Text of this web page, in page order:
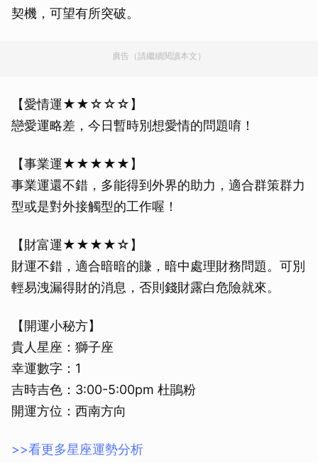
契機，可望有所突破。
廣告（請繼續閱讀本文）
【愛情運★★☆☆☆】
戀愛運略差，今日暫時別想愛情的問題唷！
【事業運★★★★★】
事業運還不錯，多能得到外界的助力，適合群策群力
型或是對外接觸型的工作喔！
【財富運★★★★☆】
財運不錯，適合暗暗的賺，暗中處理財務問題。可別
輕易洩漏得財的消息，否則錢財露白危險就來。
【開運小秘方】
貴人星座：獅子座
幸運數字：1
吉時吉色：3:00-5:00pm 杜鵑粉
開運方位：西南方向
>>看更多星座運勢分析